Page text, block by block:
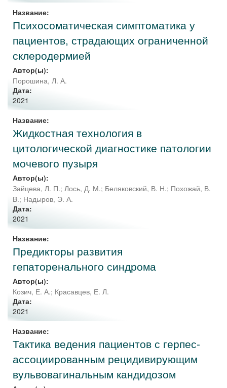
Название:
Психосоматическая симптоматика у
пациентов, страдающих ограниченной
склеродермией
Автор(ы):
Порошина, Л. А.
Дата:
2021
Название:
Жидкостная технология в
цитологической диагностике патологии
мочевого пузыря
Автор(ы):
Зайцева, Л. П.; Лось, Д. М.; Беляковский, В. Н.; Похожай, В.
В.; Надыров, Э. А.
Дата:
2021
Название:
Предикторы развития
гепаторенального синдрома
Автор(ы):
Козич, Е. А.; Красавцев, Е. Л.
Дата:
2021
Название:
Тактика ведения пациентов с герпес-
ассоциированным рецидивирующим
вульвовагинальным кандидозом